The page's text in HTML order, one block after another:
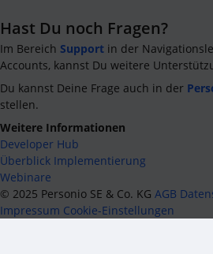
Hast Du noch Fragen?
Im Bereich Support in der
Accounts, kannst Du weitere
Du kannst Deine Frage auch in der
stellen.
Weitere Informationen
Developer Hub
Überblick Implementierung
Webinare
© 2025 Personio SE & Co. KG AGB
Impressum Cookie-Einstellungen